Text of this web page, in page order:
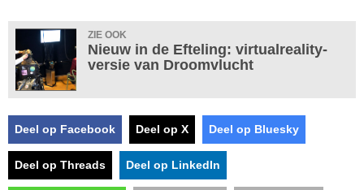
ZIE OOK
Nieuw in de Efteling: virtualreality-
versie van Droomvlucht
Deel op Facebook Deel op X Deel op Bluesky
Deel op Threads Deel op LinkedIn